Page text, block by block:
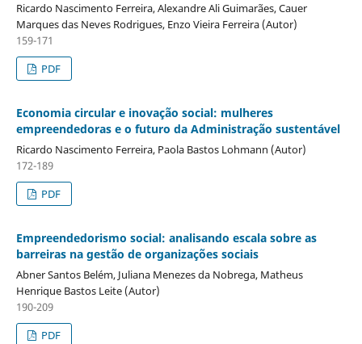
Ricardo Nascimento Ferreira, Alexandre Ali Guimarães, Cauer
Marques das Neves Rodrigues, Enzo Vieira Ferreira (Autor)
159-171
PDF
Economia circular e inovação social: mulheres
empreendedoras e o futuro da Administração sustentável
Ricardo Nascimento Ferreira, Paola Bastos Lohmann (Autor)
172-189
PDF
Empreendedorismo social: analisando escala sobre as
barreiras na gestão de organizações sociais
Abner Santos Belém, Juliana Menezes da Nobrega, Matheus
Henrique Bastos Leite (Autor)
190-209
PDF